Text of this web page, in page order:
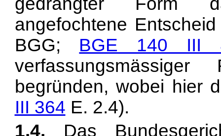
angefochtene
BGG; BGE 140 III
begründen, wobei hier
III 364 E. 2.4).
1.4. Das